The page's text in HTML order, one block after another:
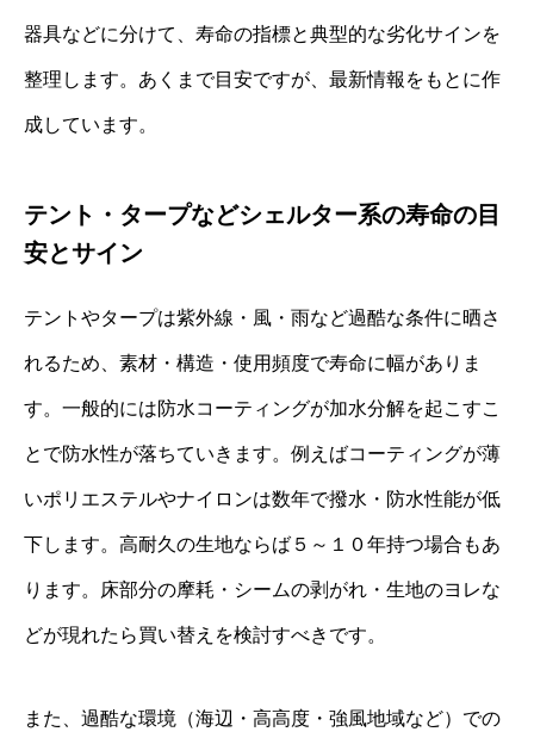
器具などに分けて、寿命の指標と典型的な劣化サインを
整理します。あくまで目安ですが、最新情報をもとに作
成しています。
テント・タープなどシェルター系の寿命の目
安とサイン
テントやタープは紫外線・風・雨など過酷な条件に晒さ
れるため、素材・構造・使用頻度で寿命に幅がありま
す。一般的には防水コーティングが加水分解を起こすこ
とで防水性が落ちていきます。例えばコーティングが薄
いポリエステルやナイロンは数年で撥水・防水性能が低
下します。高耐久の生地ならば５～１０年持つ場合もあ
ります。床部分の摩耗・シームの剥がれ・生地のヨレな
どが現れたら買い替えを検討すべきです。
また、過酷な環境（海辺・高高度・強風地域など）での